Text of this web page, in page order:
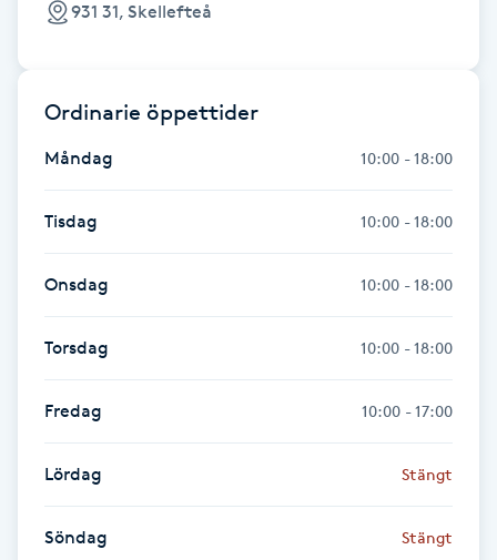
Gel naglar
Gellack
Hatha Yoga
931 31, Skellefteå
Ordinarie öppettider
Måndag 10:00 - 18:00
Tisdag 10:00 - 18:00
Onsdag 10:00 - 18:00
Torsdag 10:00 - 18:00
Fredag 10:00 - 17:00
Lördag Stängt
Söndag Stängt